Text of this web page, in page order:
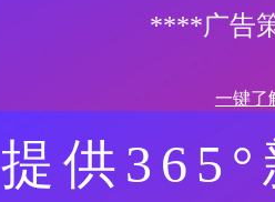
****广告
一键了
提供